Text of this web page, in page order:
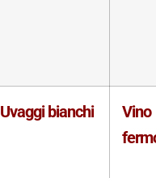
Uvaggi bianchi
Vino